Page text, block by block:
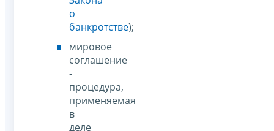
о
банкротстве);
мировое
соглашение
-
процедура,
применяемая
в
деле